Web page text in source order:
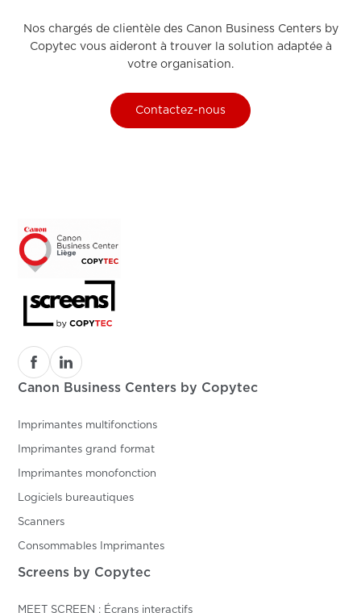
Nos chargés de clientèle des Canon Business Centers by
Copytec vous aideront à trouver la solution adaptée à
votre organisation.
Contactez-nous
Canon Business Centers by Copytec
Imprimantes multifonctions
Imprimantes grand format
Imprimantes monofonction
Logiciels bureautiques
Scanners
Consommables Imprimantes
Screens by Copytec
MEET SCREEN : Écrans interactifs